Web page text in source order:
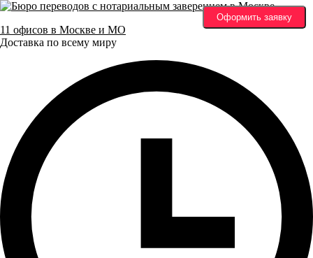
11 офисов в Москве и МО
Доставка по всему миру
Оформить заявку